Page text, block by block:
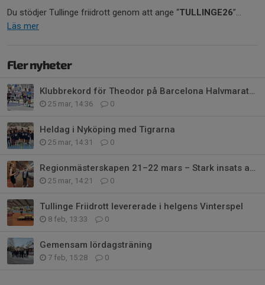
Du stödjer Tullinge friidrott genom att ange “TULLINGE26”...
Läs mer
Fler nyheter
Klubbrekord för Theodor på Barcelona Halvmaraton
25 mar, 14:36 0
Heldag i Nyköping med Tigrarna
25 mar, 14:31 0
Regionmästerskapen 21–22 mars – Stark insats av våra aktiva
25 mar, 14:21 0
Tullinge Friidrott levererade i helgens Vinterspel
8 feb, 13:33 0
Gemensam lördagsträning
7 feb, 15:28 0